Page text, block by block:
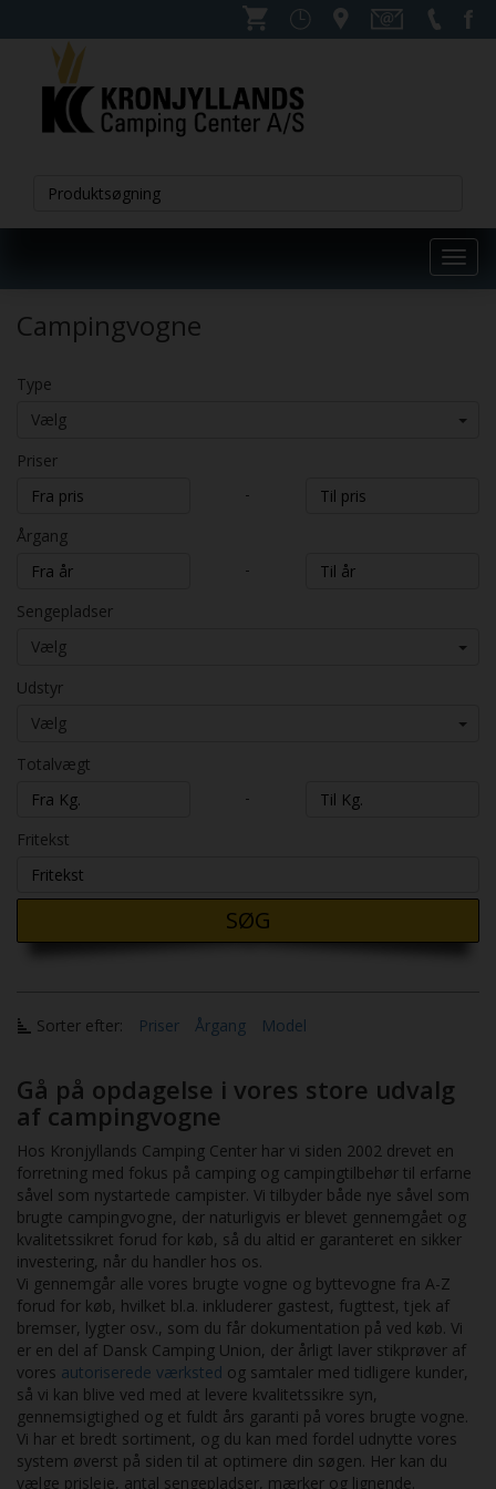
Campingvogne
Type
Vælg
Priser
-
Årgang
-
Sengepladser
Vælg
Udstyr
Vælg
Totalvægt
-
Fritekst
SØG
Sorter efter: Priser Årgang Model
Gå på opdagelse i vores store udvalg
af campingvogne
Hos Kronjyllands Camping Center har vi siden 2002 drevet en
forretning med fokus på camping og campingtilbehør til erfarne
såvel som nystartede campister. Vi tilbyder både nye såvel som
brugte campingvogne, der naturligvis er blevet gennemgået og
kvalitetssikret forud for køb, så du altid er garanteret en sikker
investering, når du handler hos os.
Vi gennemgår alle vores brugte vogne og byttevogne fra A-Z
forud for køb, hvilket bl.a. inkluderer gastest, fugttest, tjek af
bremser, lygter osv., som du får dokumentation på ved køb. Vi
er en del af Dansk Camping Union, der årligt laver stikprøver af
vores autoriserede værksted og samtaler med tidligere kunder,
så vi kan blive ved med at levere kvalitetssikre syn,
gennemsigtighed og et fuldt års garanti på vores brugte vogne.
Vi har et bredt sortiment, og du kan med fordel udnytte vores
system øverst på siden til at optimere din søgen. Her kan du
vælge prisleje, antal sengepladser, mærker og lignende.